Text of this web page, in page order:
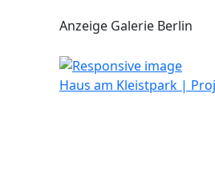
Anzeige Galerie Berlin
Haus am Kleistpark |